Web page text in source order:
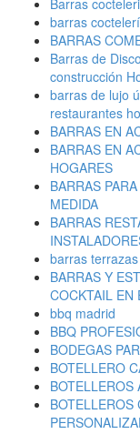
Barras
barras
BARRAS
Barras de
construcción
barras de lujo
restaurantes
BARRAS EN
BARRAS EN
HOGARES
BARRAS
MEDIDA
BARRAS
barras
BARRAS Y
COCKTAIL EN
bbq madrid
BBQ
BODEGAS
BOTELLERO
BOTELLEROS
BOTELLEROS